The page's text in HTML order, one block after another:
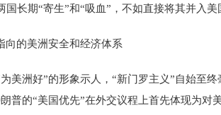
长期“寄生”和“吸血”，不如直接将其并入
向的美洲安全和经济体系
美洲好”的形象示人，“新门罗主义”自始至
普的“美国优先”在外交议程上首先体现为